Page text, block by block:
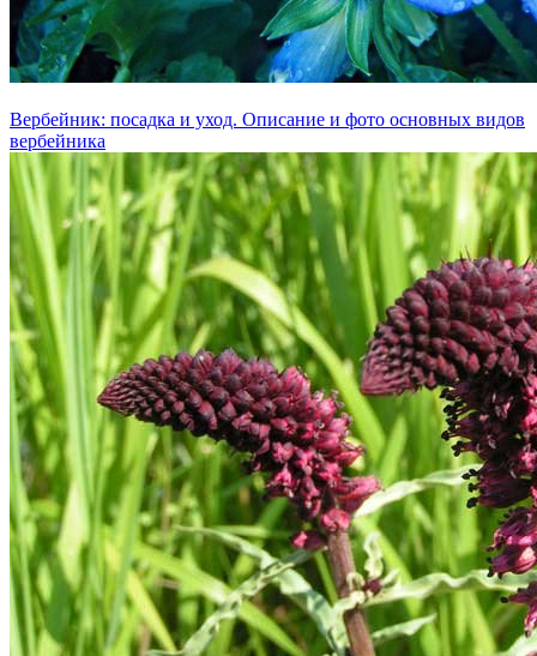
Вербейник: посадка и уход. Описание и фото основных видов
вербейника